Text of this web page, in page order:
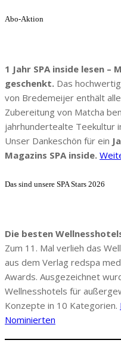
Abo-Aktion
1 Jahr SPA inside lesen
geschenkt. Das
von Bredemeijer enthält
Zubereitung von Matcha
jahrhundertealte Teekultur
Unser Dankeschön für ein
Magazins SPA inside.
Das sind unsere SPA Stars 2026
Die besten
Zum 11. Mal verlieh das
aus dem Verlag redspa
Awards. Ausgezeichnet
Wellnesshotels für
Konzepte in 10 Kategorien.
Nominierten